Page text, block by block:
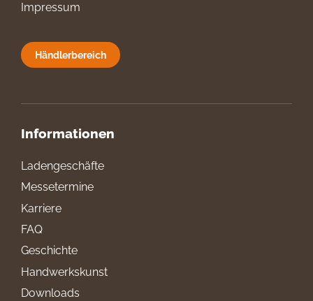
Impressum
Händlerbereich
Informationen
Ladengeschäfte
Messetermine
Karriere
FAQ
Geschichte
Handwerkskunst
Downloads